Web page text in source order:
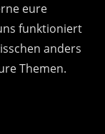
eure
funktioniert
anders
Themen.